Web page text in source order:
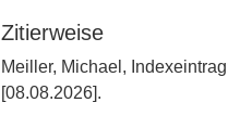
Zitierweise
Meiller, Michael,
[08.08.2026].